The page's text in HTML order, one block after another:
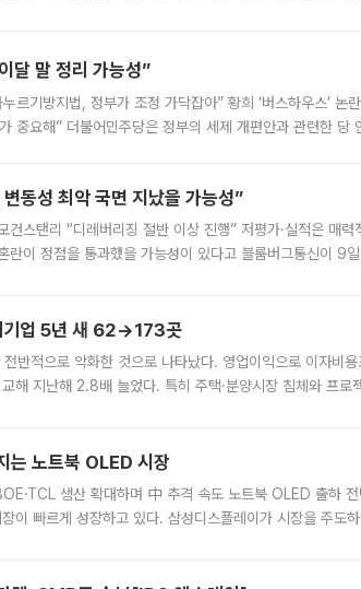
달 말 정리 가능성”
르기방지법, 정부가 조정 가닥잡아” 황희 ‘버스하우스’ 논
중요해” 더불어민주당은 정부의 세제 개편안과 관련한 당
동성 최악 국면 지났을 가능성”
스탠리 “디레버리징 절반 이상 진행” 저평가·실적은 매력
란이 정점을 통과했을 가능성이 있다고 블룸버그통신이 9
기업 5년 새 62→173곳
반적으로 악화한 것으로 나타났다. 영업이익으로 이자비용
해 지난해 2.8배 늘었다. 특히 주택·분양시장 침체와 프로
는 노트북 OLED 시장
생산 확대하며 中 추격 속도 노트북 OLED 출하
빠르게 성장하고 있다. 삼성디스플레이가 시장을 주도하